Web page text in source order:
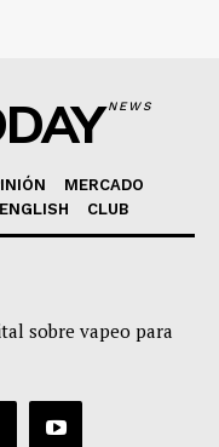
NEWS
MERCADO
ENGLISH CLUB
sobre vapeo para